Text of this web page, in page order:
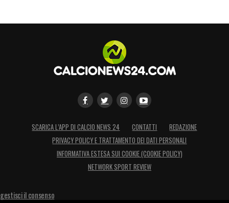
SCARICA L’APP DI CALCIO NEWS 24 CONTATTI
REDAZIONE
PRIVACY POLICY E TRATTAMENTO DEI DATI PERSONALI
INFORMATIVA ESTESA SUI COOKIE (COOKIE POLICY)
NETWORK SPORT REVIEW
gestisci il consenso